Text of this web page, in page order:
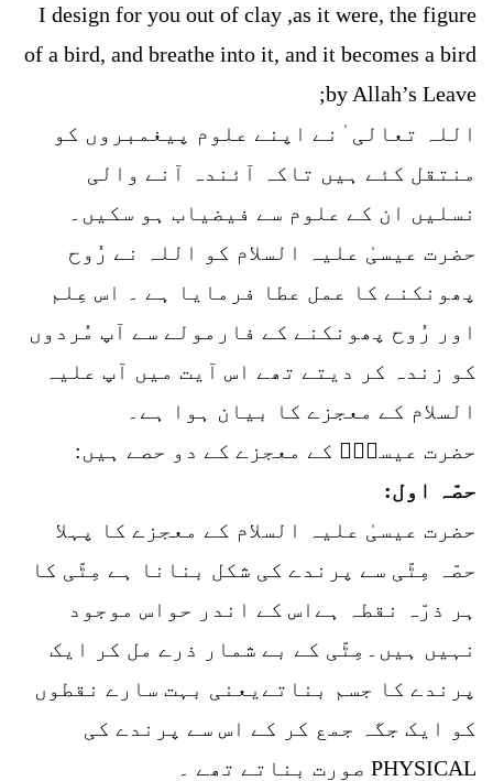
I design for you out of clay ,as it were, the figure
of a bird, and breathe into it, and it becomes a bird
by Allah’s Leave;
اللہ تعالی ٰنے اپنے علوم پیغمبروں کو
منتقل کئے ہیں تاکہ آئندہ آنے والی
نسلیں ان کے علوم سے فیضیاب ہو سکیں۔
حضرت عیسیٰ علیہ السلام کو اللہ نے رُوح
پھونکنے کا عمل عطا فرمایا ہے ۔ اس عِلم
اور رُوح پھونکنے کے فارمولے سے آپ مُردوں
کو زندہ کر دیتے تھے اس آیت میں آپ علیہ
السلام کے معجزے کا بیان ہوا ہے۔
حضرت عیسیٰؑ کے معجزے کے دو حصے ہیں:
حصّہ اول:
حضرت عیسیٰ علیہ السلام کے معجزے کا پہلا
حصّہ مِٹّی سے پرندے کی شکل بنانا ہے مِٹّی کا
ہر ذرّہ نقطہ ہےاس کے اندر حواس موجود
نہیں ہیں۔مِٹّی کے بے شمار ذرے مل کر ایک
پرندے کا جسم بناتےیعنی بہت سارے نقطوں
کو ایک جگہ جمع کر کے اس سے پرندے کی
PHYSICAL صورت بناتے تھے ۔